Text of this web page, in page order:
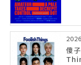
傻